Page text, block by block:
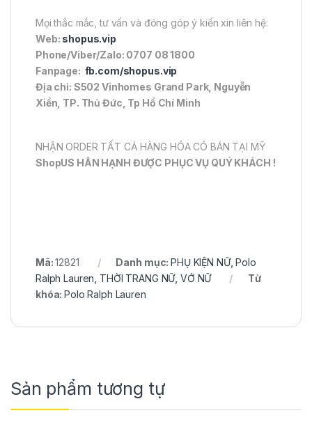
Mọi thắc mắc, tư vấn và đóng góp ý kiến xin liên hệ:
Web: shopus.vip
Phone/Viber/Zalo: 0707 08 1800
Fanpage: fb.com/shopus.vip
Địa chỉ: S502 Vinhomes Grand Park, Nguyễn
Xiển, TP. Thủ Đức, Tp Hồ Chí Minh
NHẬN ORDER TẤT CẢ HÀNG HÓA CÓ BÁN TẠI MỸ
ShopUS HÂN HẠNH ĐƯỢC PHỤC VỤ QUÝ KHÁCH !
Mã:12821 Danh mục:PHỤ KIỆN NỮ,Polo
Ralph Lauren THỜI TRANG NỮ, VỚ NỮ
Từ
khóa:Polo Ralph Lauren
Sản phẩm tương tự